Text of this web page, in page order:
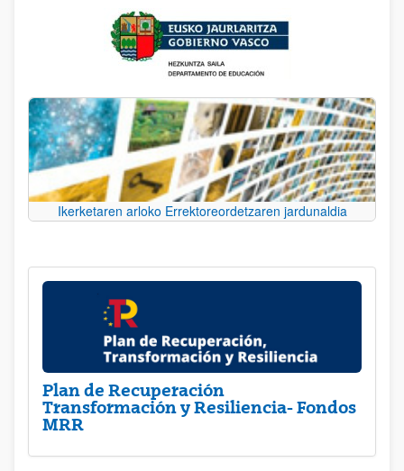
Ikerketaren arloko Errektoreordetzaren jardunaldia
Plan de Recuperación
Transformación y Resiliencia- Fondos
MRR